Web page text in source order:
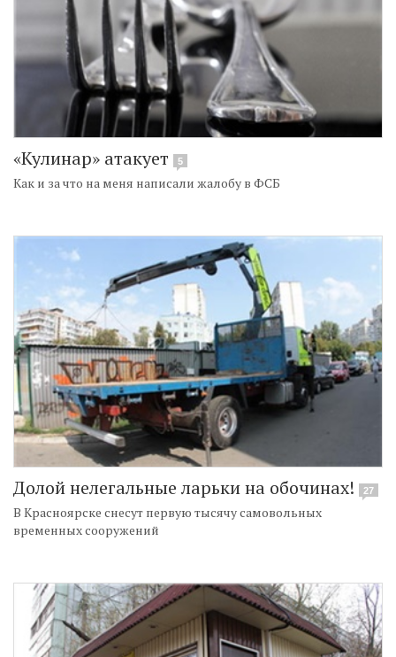
«Кулинар» атакует 5
Как и за что на меня написали жалобу в ФСБ
Долой нелегальные ларьки на обочинах! 27
В Красноярске снесут первую тысячу самовольных
временных сооружений